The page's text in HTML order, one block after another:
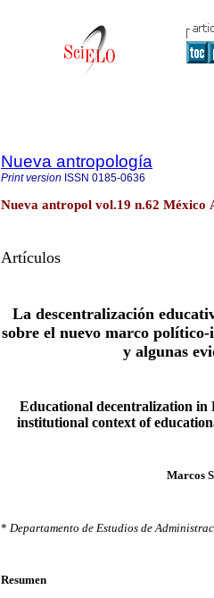
Nueva antropología
Print version ISSN 0185-0636
Nueva antropol vol.19 n.62 México
Artículos
La descentralización
sobre el nuevo marco
y algunas
Educational decentralization
institutional context of
Marcos
* Departamento de Estudios de
Resumen